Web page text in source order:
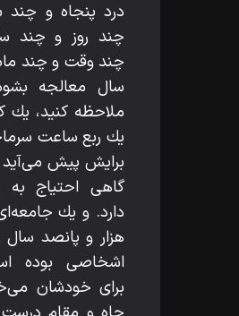
درد پنجاه و چند
چند روز و چند
چند وقت و چند
سال معالجه
ملاحظه كنيد،
يك ربع ساعت
برايش پيش
گاهى احتياج به
دارد. و يك
هزار و پانصد سال
اشخاصى بوده
براى خودشان